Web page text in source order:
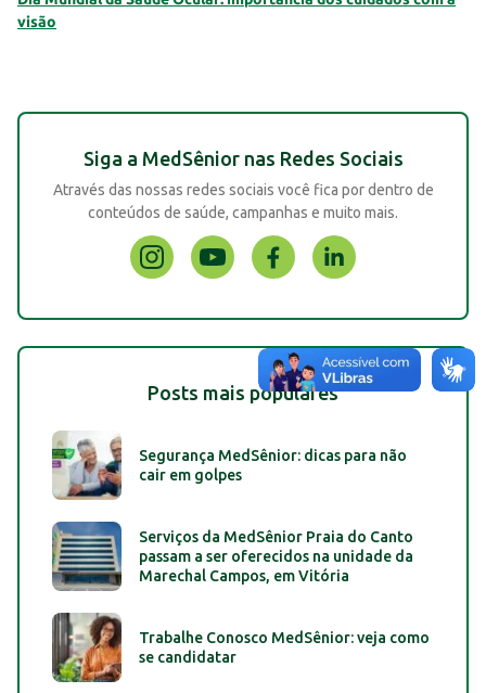
visão
Siga a MedSênior nas Redes Sociais
Através das nossas redes sociais você fica por dentro de
conteúdos de saúde, campanhas e muito mais.
Posts mais populares
Segurança MedSênior: dicas para não
cair em golpes
Serviços da MedSênior Praia do Canto
passam a ser oferecidos na unidade da
Marechal Campos, em Vitória
Trabalhe Conosco MedSênior: veja como
se candidatar